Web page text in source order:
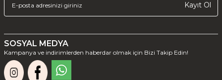
Kayıt Ol
SOSYAL MEDYA
Kampanya ve indirimlerden haberdar olmak için Bizi Takip Edin!